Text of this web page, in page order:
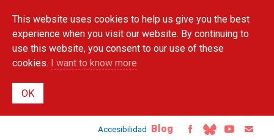
main
content
This website uses cookies to help us give you the best
experience when you visit our website. By continuing to
use this website, you consent to our use of these
cookies. I want to know more
Accesibilidad Blog